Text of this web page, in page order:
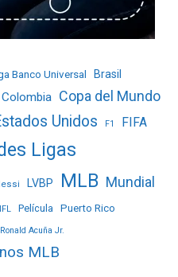
Banco Universal Brasil
Colombia Copa del Mundo
Unidos F1 FIFA
Ligas
LVBP MLB Mundial
Película Puerto Rico
Ronald Acuña Jr.
MLB